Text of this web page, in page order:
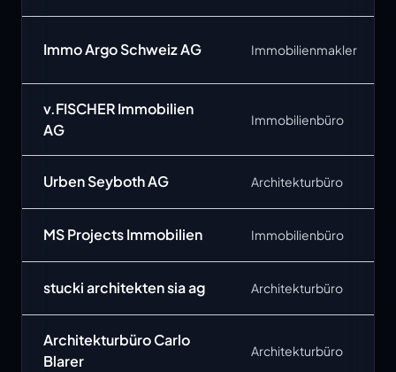
Immo Argo Schweiz AG Immobilienmakler
v.FISCHER Immobilien
AG
Immobilienbüro
Urben Seyboth AG Architekturbüro
MS Projects Immobilien Immobilienbüro
stucki architekten sia ag Architekturbüro
Architekturbüro Carlo
Blarer
Architekturbüro